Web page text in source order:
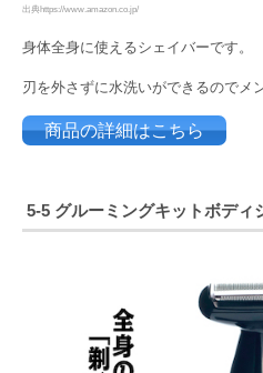
出典https://www.amazon.co.jp/
身体全身に使えるシェイバーです。
刃を外さずに水洗いができるのでメ
商品の詳細はこちら
5-5 グルーミングキットボディ